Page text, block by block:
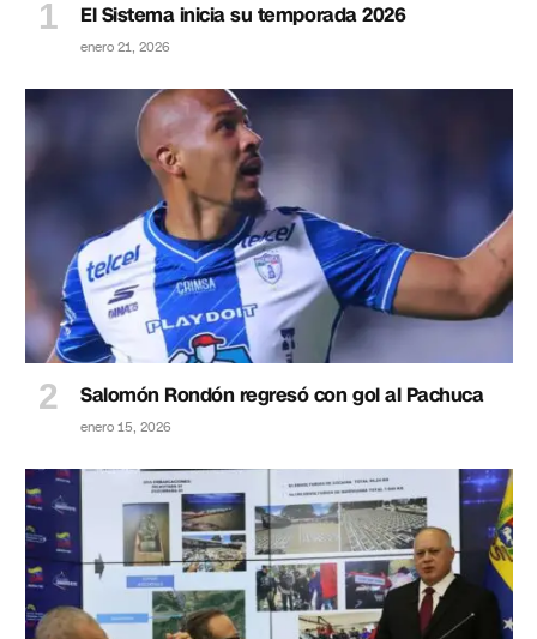
El Sistema inicia su temporada 2026
enero 21, 2026
Salomón Rondón regresó con gol al Pachuca
enero 15, 2026